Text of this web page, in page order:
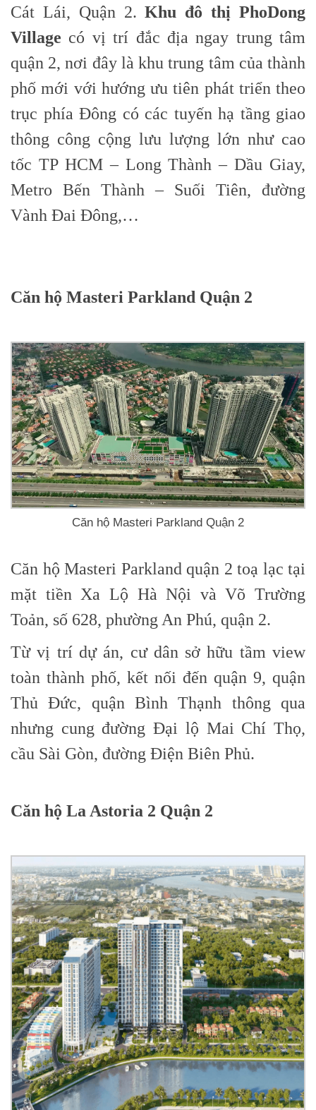
Cát Lái, Quận 2.Khu đô thị PhoDong
Village có vị trí đắc địa ngay trung tâm
quận 2, nơi đây là khu trung tâm của thành
phố mới với hướng ưu tiên phát triển theo
trục phía Đông có các tuyến hạ tầng giao
thông công cộng lưu lượng lớn như cao
tốc TP HCM – Long Thành – Dầu Giay,
Metro Bến Thành – Suối Tiên, đường
Vành Đai Đông,…
Căn hộ Masteri Parkland Quận 2
Căn hộ Masteri Parkland Quận 2
Căn hộ Masteri Parkland quận 2 toạ lạc tại
mặt tiền Xa Lộ Hà Nội và Võ Trường
Toản, số 628, phường An Phú, quận 2.
Từ vị trí dự án, cư dân sở hữu tầm view
toàn thành phố, kết nối đến quận 9, quận
Thủ Đức, quận Bình Thạnh thông qua
nhưng cung đường Đại lộ Mai Chí Thọ,
cầu Sài Gòn, đường Điện Biên Phủ.
Căn hộ La Astoria 2 Quận 2